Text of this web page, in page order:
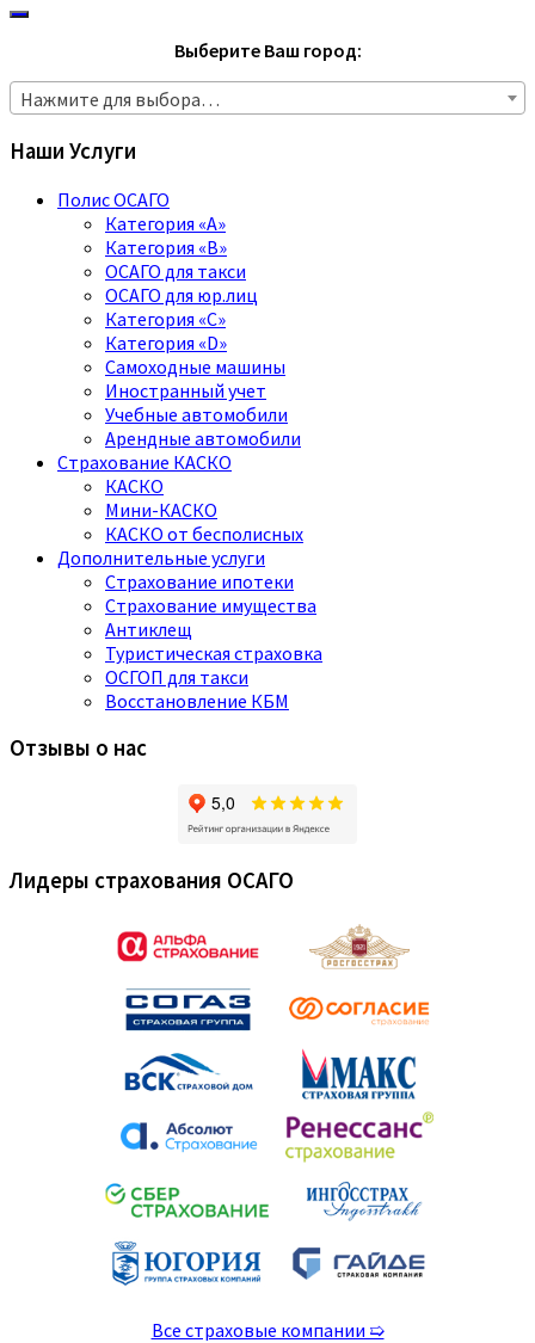
Выберите Ваш город:
Нажмите для выбора…
Наши Услуги
Полис ОСАГО
Категория «A»
Категория «B»
ОСАГО для такси
ОСАГО для юр.лиц
Категория «C»
Категория «D»
Самоходные машины
Иностранный учет
Учебные автомобили
Арендные автомобили
Страхование КАСКО
КАСКО
Мини-КАСКО
КАСКО от бесполисных
Дополнительные услуги
Страхование ипотеки
Страхование имущества
Антиклещ
Туристическая страховка
ОСГОП для такси
Восстановление КБМ
Отзывы о нас
Лидеры страхования ОСАГО
Все страховые компании ➯